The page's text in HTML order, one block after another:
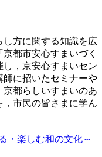
方に関する知識を広
都市安心すまいづく
し，京安心すまいセン
師に招いたセミナーや
都らしいすまいのあ
，市民の皆さまに学ん
・楽しむ和の文化～